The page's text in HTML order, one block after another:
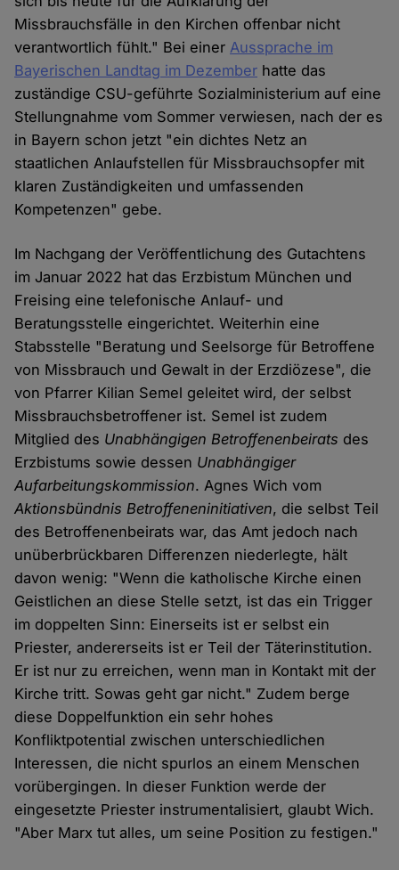
Missbrauchsfälle in den Kirchen offenbar nicht
verantwortlich fühlt." Bei einerAussprache im
Bayerischen Landtag im Dezember hatte das
zuständige CSU-geführte Sozialministerium auf eine
Stellungnahme vom Sommer verwiesen, nach der es
in Bayern schon jetzt "ein dichtes Netz an
staatlichen Anlaufstellen für Missbrauchsopfer mit
klaren Zuständigkeiten und umfassenden
Kompetenzen" gebe.
Im Nachgang der Veröffentlichung des Gutachtens
im Januar 2022 hat das Erzbistum München und
Freising eine telefonische Anlauf- und
Beratungsstelle eingerichtet. Weiterhin eine
Stabsstelle "Beratung und Seelsorge für Betroffene
von Missbrauch und Gewalt in der Erzdiözese", die
von Pfarrer Kilian Semel geleitet wird, der selbst
Missbrauchsbetroffener ist. Semel ist zudem
Mitglied des Unabhängigen Betroffenenbeirats des
Erzbistums sowie dessen Unabhängiger
Aufarbeitungskommission. Agnes Wich vom
Aktionsbündnis Betroffeneninitiativen, die selbst Teil
des Betroffenenbeirats war, das Amt jedoch nach
unüberbrückbaren Differenzen niederlegte, hält
davon wenig: "Wenn die katholische Kirche einen
Geistlichen an diese Stelle setzt, ist das ein Trigger
im doppelten Sinn: Einerseits ist er selbst ein
Priester, andererseits ist er Teil der Täterinstitution.
Er ist nur zu erreichen, wenn man in Kontakt mit der
Kirche tritt. Sowas geht gar nicht." Zudem berge
diese Doppelfunktion ein sehr hohes
Konfliktpotential zwischen unterschiedlichen
Interessen, die nicht spurlos an einem Menschen
vorübergingen. In dieser Funktion werde der
eingesetzte Priester instrumentalisiert, glaubt Wich.
"Aber Marx tut alles, um seine Position zu festigen."